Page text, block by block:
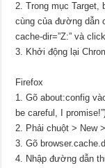
2. Trong mục Target,
cùng của đường dẫn
cache-dir=”Z:” và
3. Khởi động lại
Firefox
1. Gõ about:config
be careful, I
2. Phải chuột > New
3. Gõ
4. Nhập đường dẫn